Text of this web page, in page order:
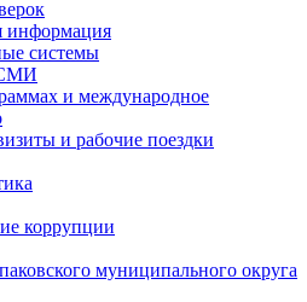
информация
системы
и международное
и рабочие поездки
коррупции
муниципального округа